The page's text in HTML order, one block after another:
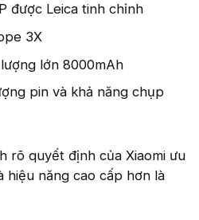
được Leica tinh chỉnh
3X
lớn 8000mAh
pin và khả năng chụp
rõ quyết định của Xiaomi ưu
hiệu năng cao cấp hơn là